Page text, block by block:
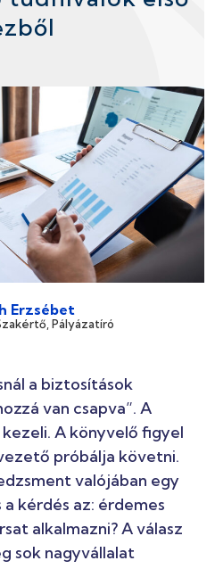
Erzsébet
Pályázatíró
a biztosítások
van csapva”. A
A könyvelő figyel
próbálja követni.
valójában egy
kérdés az: érdemes
alkalmazni? A válasz
sok nagyvállalat